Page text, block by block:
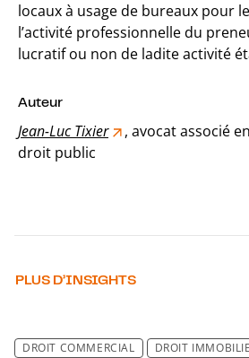
locaux à usage de bureaux pour
l’activité professionnelle du
lucratif ou non de ladite activité
Auteur
Jean-Luc Tixier
, avocat associé
droit public
PLUS D’INSIGHTS
DROIT COMMERCIAL DROIT